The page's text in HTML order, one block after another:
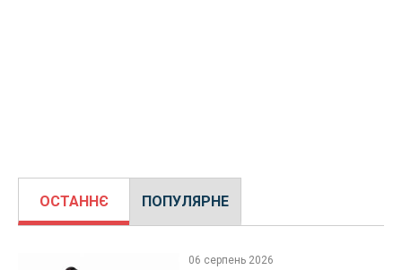
ОСТАННЄ ПОПУЛЯРНЕ
06 серпень 2026